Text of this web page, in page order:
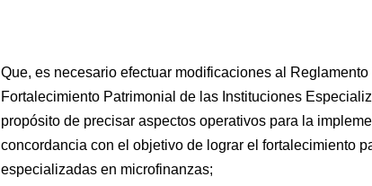
Que, es necesario efectuar modificaciones al
Fortalecimiento Patrimonial de las Instituciones
propósito de precisar aspectos operativos para la
concordancia con el objetivo de lograr el fortalecimiento
especializadas en microfinanzas;